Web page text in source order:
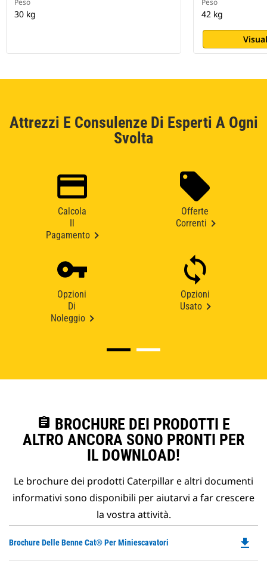
Peso
30 kg
Peso
42 kg
Attrezzi E Consulenze Di Esperti A Ogni
Svolta
Calcola
Pagamento
Offerte
Correnti
Opzioni
Di
Noleggio
Opzioni
Usato
assignment BROCHURE DEI PRODOTTI E
ALTRO ANCORA SONO PRONTI PER
IL DOWNLOAD!
Le brochure dei prodotti Caterpillar e altri documenti
informativi sono disponibili per aiutarvi a far crescere
la vostra attività.
Brochure Delle Benne Cat® Per Miniescavatori file_download